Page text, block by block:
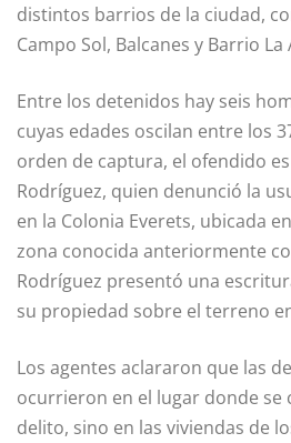
distintos barrios de la ciudad,
Campo Sol, Balcanes y Barrio La
Entre los detenidos hay seis
cuyas edades oscilan entre los
orden de captura, el ofendido
Rodríguez, quien denunció la
en la Colonia Everets, ubicada
zona conocida anteriormente
Rodríguez presentó una
su propiedad sobre el terreno
Los agentes aclararon que las
ocurrieron en el lugar donde se
delito, sino en las viviendas de